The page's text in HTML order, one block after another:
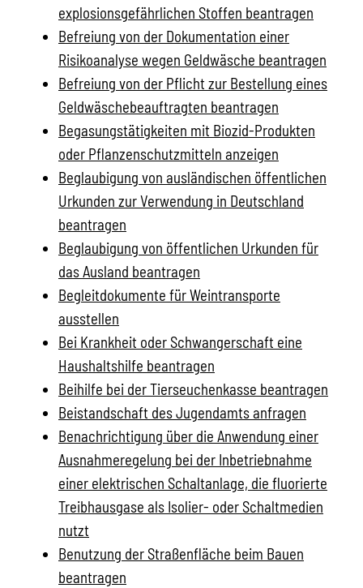
explosionsgefährlichen Stoffen beantragen
Befreiung von der Dokumentation einer
Risikoanalyse wegen Geldwäsche beantragen
Befreiung von der Pflicht zur Bestellung eines
Geldwäschebeauftragten beantragen
Begasungstätigkeiten mit Biozid-Produkten
oder Pflanzenschutzmitteln anzeigen
Beglaubigung von ausländischen öffentlichen
Urkunden zur Verwendung in Deutschland
beantragen
Beglaubigung von öffentlichen Urkunden für
das Ausland beantragen
Begleitdokumente für Weintransporte
ausstellen
Bei Krankheit oder Schwangerschaft eine
Haushaltshilfe beantragen
Beihilfe bei der Tierseuchenkasse beantragen
Beistandschaft des Jugendamts anfragen
Benachrichtigung über die Anwendung einer
Ausnahmeregelung bei der Inbetriebnahme
einer elektrischen Schaltanlage, die fluorierte
Treibhausgase als Isolier- oder Schaltmedien
nutzt
Benutzung der Straßenfläche beim Bauen
beantragen